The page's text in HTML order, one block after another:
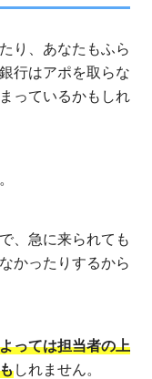
り、あなたもふら
行はアポを取らな
っているかもしれ
、急に来られても
かったりするから
っては担当者の上
しれません。